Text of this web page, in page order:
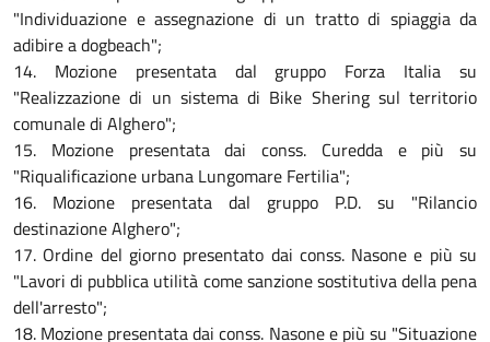
"Individuazione e assegnazione di un tratto di spiaggia da
adibire a dogbeach";
14. Mozione presentata dal gruppo Forza Italia su
"Realizzazione di un sistema di Bike Shering sul territorio
comunale di Alghero";
15. Mozione presentata dai conss. Curedda e più su
"Riqualificazione urbana Lungomare Fertilia";
16. Mozione presentata dal gruppo P.D. su "Rilancio
destinazione Alghero";
17. Ordine del giorno presentato dai conss. Nasone e più su
"Lavori di pubblica utilità come sanzione sostitutiva della pena
dell'arresto";
18. Mozione presentata dai conss. Nasone e più su "Situazione